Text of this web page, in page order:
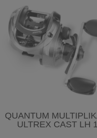
QUANTUM
ULTREX CAST LH